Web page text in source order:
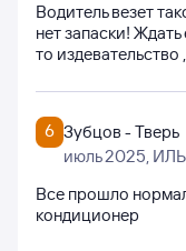
Водитель везет
нет запаски!
то
6 Зубцов - Тверь
июль 2025,
Все прошло
кондиционер